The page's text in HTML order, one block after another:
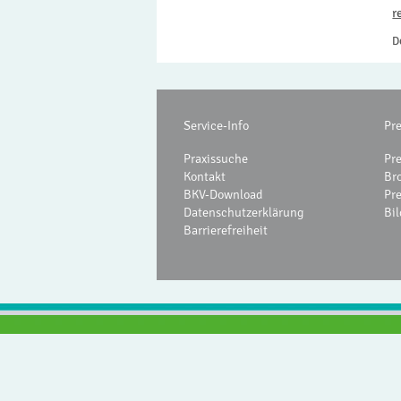
Service-Info
Praxissuche
Kontakt
BKV-Download
Datenschutzerklärung
Barrierefreiheit